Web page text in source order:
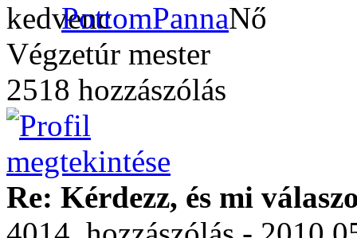
PottomPanna
Végzetúr mester
2518 hozzászólás
Re: Kérdezz, és mi